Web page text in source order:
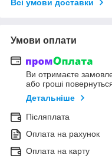
Всі умови доставки
Умови оплати
Ви отримаєте
або гроші
Детальніше
Післяплата
Оплата на рахунок
Оплата на карту